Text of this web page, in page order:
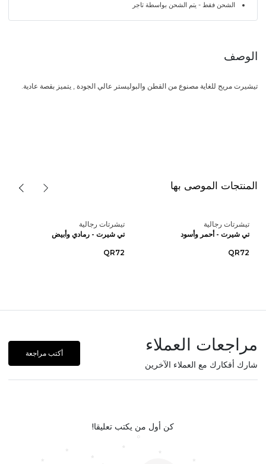
الشحن فقط - يتم الشحن بواسطة تاجر
الوصف
تيشيرت مريح للغاية مصنوع من القطن والبوليستر عالي الجودة , يتميز بقصة عادية.
المنتجات الموصى بها
تيشرتات رجالية
تي شيرت - أحمر وأسود
QR72
تيشرتات رجالية
تي شيرت - رمادي وأبيض
QR72
مراجعات العملاء
شارك أفكارك مع العملاء الآخرين
أكتب مراجعة
كن أول من يكتب تعليقا!